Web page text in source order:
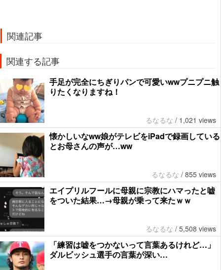
関連記事
関連する記事
手足が完全にちぎりパンで可愛いwwプニプニ触
りたくなりますね！
るなるな / 1,021 views
懐かしいなww娘がテレビをiPadで録画している
とお母さんの声が…ww
るなるな / 855 views
エイプリルフールに母親に宗教にハマったと嘘
をついた結果…→母親が乗って来たｗｗ
るなるな / 5,508 views
「練習は嘘をつかないって言葉あるけれど…」
ダルビッシュ選手の言葉が深い…